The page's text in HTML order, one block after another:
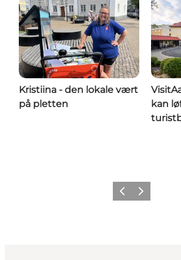
Kristiina - den lokale vært
på pletten
kan
ForrigeNæste